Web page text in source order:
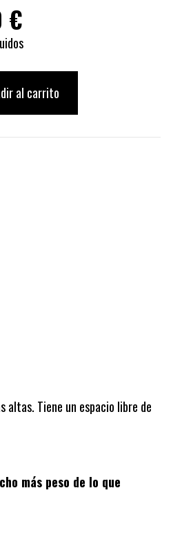
€
al carrito
altas. Tiene un espacio libre de
más peso de lo que